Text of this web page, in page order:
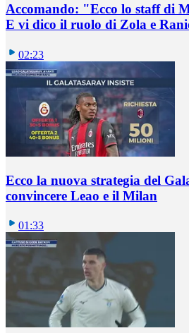
Accomando: "Ecco lo staff di
E vi dico il ruolo di Zola e
02:23
Ecco la nuova strategia del
convincere Leao e il Milan
01:33